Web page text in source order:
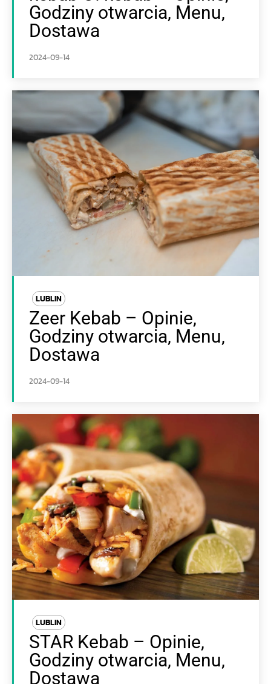
Godziny otwarcia, Menu,
Dostawa
2024-09-14
LUBLIN
Zeer Kebab – Opinie,
Godziny otwarcia, Menu,
Dostawa
2024-09-14
LUBLIN
STAR Kebab – Opinie,
Godziny otwarcia, Menu,
Dostawa